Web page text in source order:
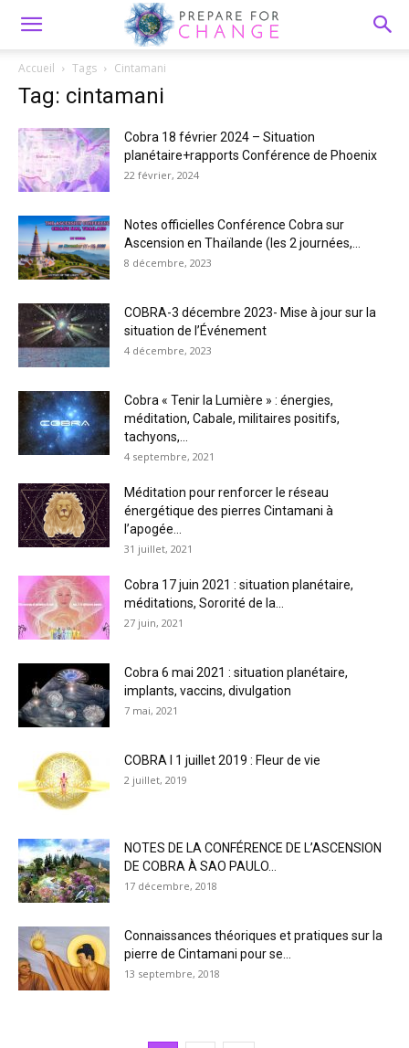
Accueil Tags Cintamani
Tag: cintamani
Cobra 18 février 2024 – Situation
planétaire+rapports Conférence de Phoenix
22 février, 2024
Notes officielles Conférence Cobra sur
Ascension en Thaïlande (les 2 journées,...
8 décembre, 2023
COBRA-3 décembre 2023- Mise à jour sur la
situation de l’Événement
4 décembre, 2023
Cobra « Tenir la Lumière » : énergies,
méditation, Cabale, militaires positifs,
tachyons,...
4 septembre, 2021
Méditation pour renforcer le réseau
énergétique des pierres Cintamani à
l’apogée...
31 juillet, 2021
Cobra 17 juin 2021 : situation planétaire,
méditations, Sororité de la...
27 juin, 2021
Cobra 6 mai 2021 : situation planétaire,
implants, vaccins, divulgation
7 mai, 2021
COBRA I 1 juillet 2019 : Fleur de vie
2 juillet, 2019
NOTES DE LA CONFÉRENCE DE L’ASCENSION
DE COBRA À SAO PAULO...
17 décembre, 2018
Connaissances théoriques et pratiques sur la
pierre de Cintamani pour se...
13 septembre, 2018